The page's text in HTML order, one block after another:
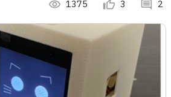
た。
visibility 1375 thumb_up_alt 3 comment 2